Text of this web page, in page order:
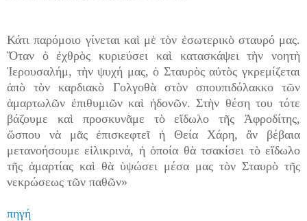
Κάτι παρόμοιο γίνεται καὶ μὲ τὸν ἐσωτερικὸ σταυρό μας.
Ὅταν ὁ ἐχθρὸς κυριεύσει καὶ κατασκάψει τὴν νοητὴ
Ἱερουσαλήμ, τὴν ψυχή μας, ὁ Σταυρὸς αὐτὸς γκρεμίζεται
ἀπὸ τὸν καρδιακὸ Γολγοθὰ στὸν σπουπιδόλακκο τῶν
ἁμαρτωλῶν ἐπιθυμιῶν καὶ ἡδονῶν. Στὴν θέση του τότε
βάζουμε καὶ προσκυνᾶμε τὸ εἴδωλο τῆς Ἀφροδίτης,
ὥσπου νὰ μᾶς ἐπισκεφτεῖ ἡ Θεία Χάρη, ἂν βέβαια
μετανοήσουμε εἰλικρινά, ἡ ὁποία θὰ τσακίσει τὸ εἴδωλο
τῆς ἁμαρτίας καὶ θὰ ὑψώσει μέσα μας τὸν Σταυρὸ τῆς
νεκρώσεως τῶν παθῶν»
πηγή